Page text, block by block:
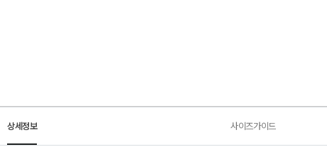
상세정보 사이즈가이드